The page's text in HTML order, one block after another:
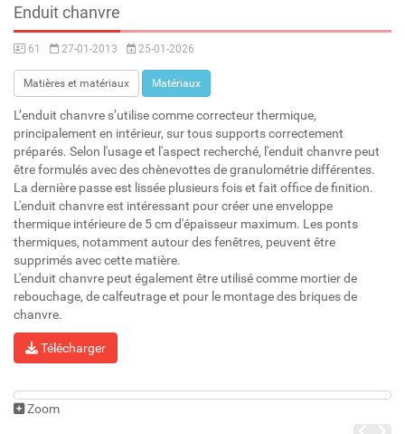
Enduit chanvre
61 27-01-2013 25-01-2026
Matières et matériaux Matériaux
L’enduit chanvre s’utilise comme correcteur thermique,
principalement en intérieur, sur tous supports correctement
préparés. Selon l'usage et l'aspect recherché, l'enduit chanvre peut
être formulés avec des chènevottes de granulométrie différentes.
La dernière passe est lissée plusieurs fois et fait office de finition.
L'enduit chanvre est intéressant pour créer une enveloppe
thermique intérieure de 5 cm d'épaisseur maximum. Les ponts
thermiques, notamment autour des fenêtres, peuvent être
supprimés avec cette matière.
L'enduit chanvre peut également être utilisé comme mortier de
rebouchage, de calfeutrage et pour le montage des briques de
chanvre.
Télécharger
Zoom